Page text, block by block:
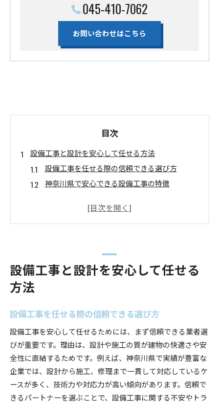
045-410-7062
お問い合わせはこちら
目次
設備工事と設計を安心して任せる方法
設備工事を任せる際の信頼できる選び方
神奈川県で安心できる設備工事の特徴
設備工事の設計事務所との連携ポイント
神奈川県での設備工事の基礎知識を解説
神奈川県の設備工事で押さえるべき基本
給水装置工事設計施行基準の重要性
設備工事の基礎知識とよくある疑問
設備工事でよく選ばれる設計事務所の特徴
設備工事の設計ポイントと注意点
設備工事で重要な設計ポイントの解説
設備工事設計で注意すべき法規制と基準
設備工事と設計を安心して任せる
方法
設備工事を任せる際の信頼できる選び方
設備工事を安心して任せるためには、まず信頼できる業者選
びが重要です。理由は、設計や施工の質が建物の快適さや安
全性に直結するためです。例えば、神奈川県で実績が豊富な
企業では、設計から施工、修理まで一貫して対応しているケ
ースが多く、技術力や対応力が高い傾向があります。信頼で
きるパートナーを選ぶことで、設備工事に関する不安やトラ